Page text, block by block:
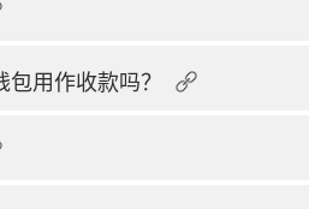
用作收款吗？